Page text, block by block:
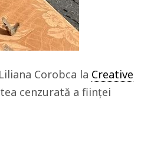
Corobca la Creative
cenzurată a ființei